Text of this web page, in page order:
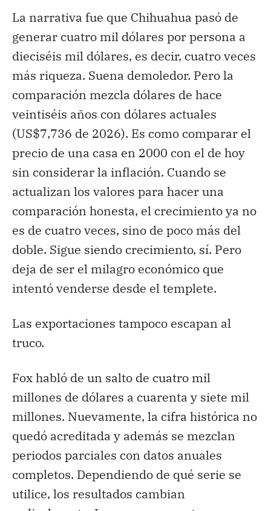
La narrativa fue que Chihuahua pasó de
generar cuatro mil dólares por persona a
dieciséis mil dólares, es decir, cuatro veces
más riqueza. Suena demoledor. Pero la
comparación mezcla dólares de hace
veintiséis años con dólares actuales
(US$7,736 de 2026). Es como comparar el
precio de una casa en 2000 con el de hoy
sin considerar la inflación. Cuando se
actualizan los valores para hacer una
comparación honesta, el crecimiento ya no
es de cuatro veces, sino de poco más del
doble. Sigue siendo crecimiento, sí. Pero
deja de ser el milagro económico que
intentó venderse desde el templete.
Las exportaciones tampoco escapan al
truco.
Fox habló de un salto de cuatro mil
millones de dólares a cuarenta y siete mil
millones. Nuevamente, la cifra histórica no
quedó acreditada y además se mezclan
periodos parciales con datos anuales
completos. Dependiendo de qué serie se
utilice, los resultados cambian